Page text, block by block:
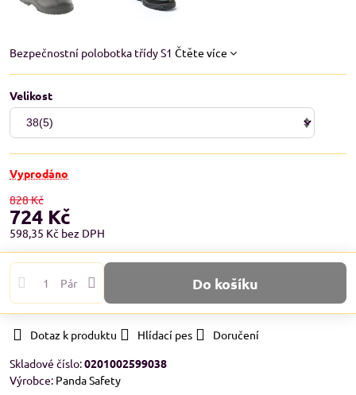
Bezpečnostní polobotka třídy S1 Čtěte více
Velikost
Vyprodáno
828 Kč
724 Kč
598,35 Kč bez DPH
Pár Do košíku
Dotaz k produktu Hlídací pes
Doručení
Skladové číslo:0201002599038
Výrobce: Panda Safety